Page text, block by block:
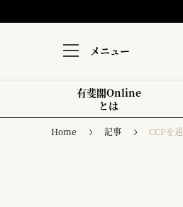
メニュー
有斐閣Online
とは
Home 記事 CCPを